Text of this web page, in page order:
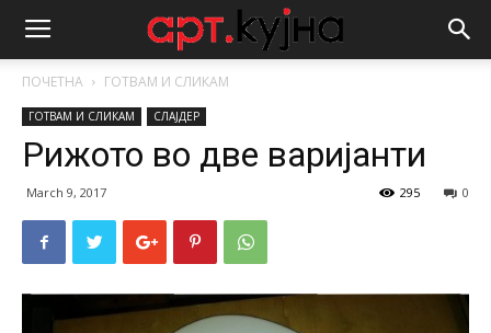
ПОЧЕТНА ГОТВАМ И СЛИКАМ
ГОТВАМ И СЛИКАМ СЛАЈДЕР
Рижото во две варијанти
March 9, 2017 0
295